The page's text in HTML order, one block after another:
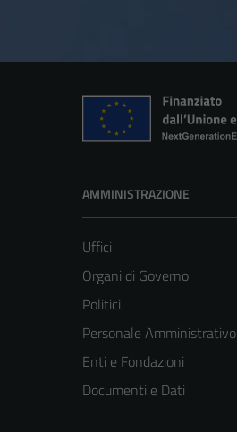
AMMINISTRAZIONE
Uffici
Organi di Governo
Politici
Personale Amministrativo
Enti e Fondazioni
Documenti e Dati